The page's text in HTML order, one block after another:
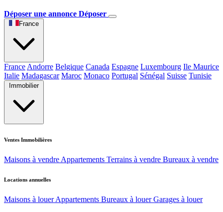
Déposer une annonce Déposer
France
France Andorre Belgique Canada Espagne Luxembourg Ile Maurice
Italie Madagascar Maroc Monaco Portugal Sénégal Suisse Tunisie
Immobilier
Ventes Immobilières
Maisons à vendre Appartements Terrains à vendre Bureaux à vendre
Locations annuelles
Maisons à louer Appartements Bureaux à louer Garages à louer